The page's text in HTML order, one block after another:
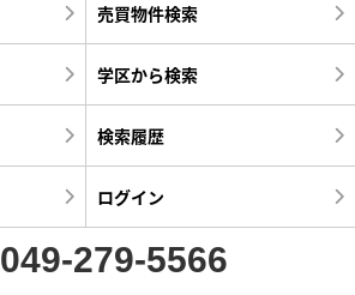
売買物件検索
学区から検索
検索履歴
ログイン
049-279-5566